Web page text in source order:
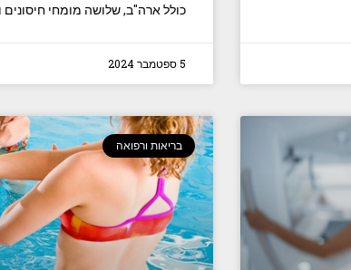
כולל ארה"ב, שלושה מומחי חיסונים
5 ספטמבר 2024
בריאות ורפואה